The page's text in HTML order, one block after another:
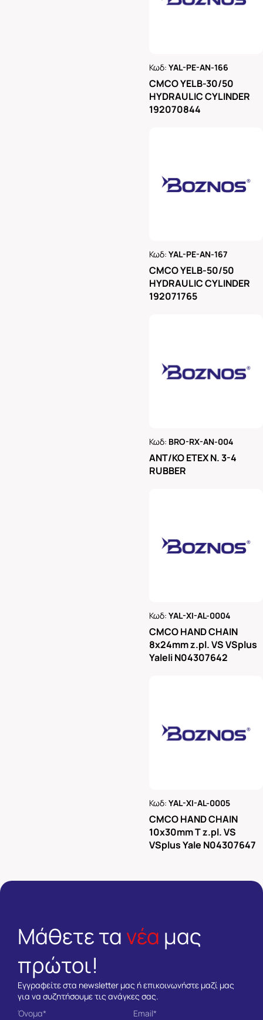
Κωδ:YAL-PE-AN-166
CMCO YELB-30/50
HYDRAULIC CYLINDER
192070844
Κωδ:YAL-PE-AN-167
CMCO YELB-50/50
HYDRAULIC CYLINDER
192071765
Κωδ: BRO-RX-AN-004
ΑΝΤ/ΚΟ ΕΤΕΧ Ν. 3-4
RUBBER
Κωδ:YAL-XI-AL-0004
CMCO HAND CHAIN
8x24mm z.pl. VS VSplus
Yaleli N04307642
Κωδ:YAL-XI-AL-0005
CMCO HAND CHAIN
10x30mm T z.pl. VS
VSplus Yale N04307647
Μάθετε τα νέα μας
πρώτοι!
Εγγραφείτε στα newsletter μας ή επικοινωνήστε μαζί μας
για να συζητήσουμε τις ανάγκες σας.